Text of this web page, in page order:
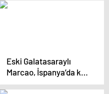
Eski Galatasaraylı
Marcao, İspanya’da kriz
çıkardı